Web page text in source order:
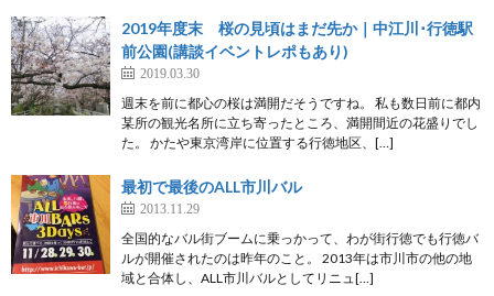
2019年度末 桜の見頃はまだ先か｜中江川･行徳駅
前公園(講談イベントレポもあり)
2019.03.30
週末を前に都心の桜は満開だそうですね。 私も数日前に都内
某所の観光名所に立ち寄ったところ、満開間近の花盛りでし
た。 かたや東京湾岸に位置する行徳地区、[…]
最初で最後のALL市川バル
2013.11.29
全国的なバル街ブームに乗っかって、わが街行徳でも行徳バ
ルが開催されたのは昨年のこと。 2013年は市川市の他の地
域と合体し、ALL市川バルとしてリニュ[…]